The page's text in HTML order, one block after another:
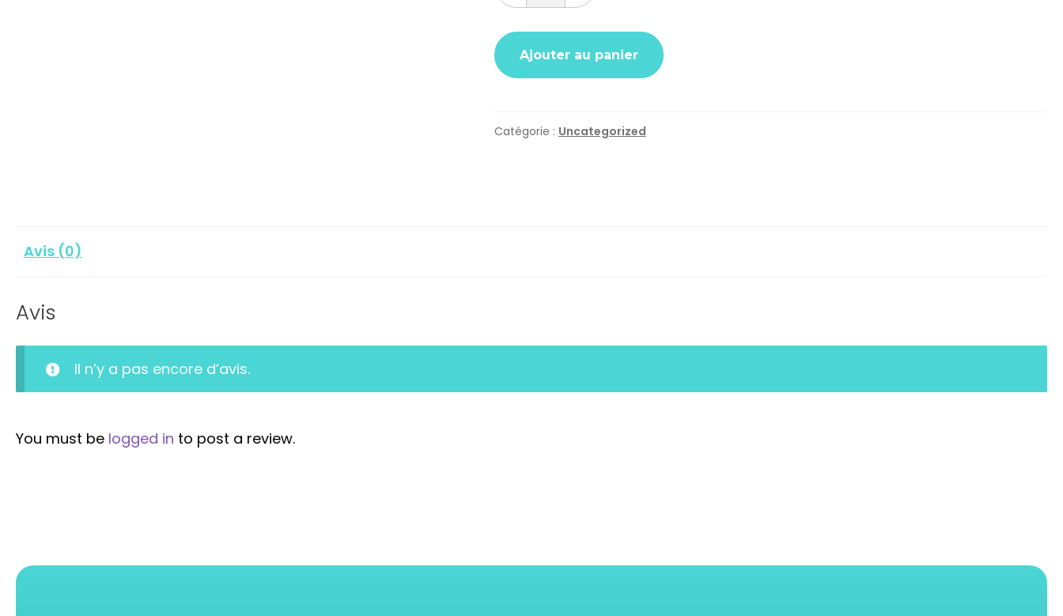
Soirée
cocktail
-
Néon
Ajouter au panier
Catégorie : Uncategorized
Avis (0)
Avis
Il n’y a pas encore d’avis.
You must be logged in to post a review.